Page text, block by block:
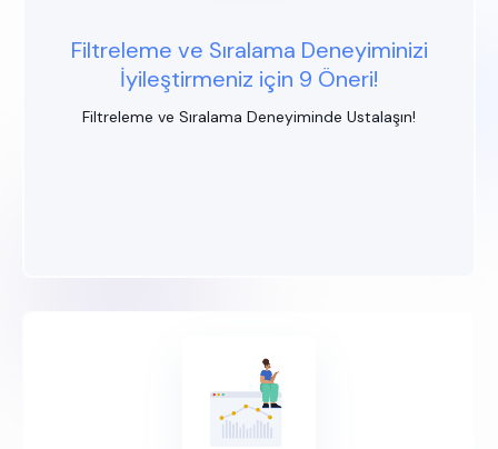
Filtreleme ve Sıralama Deneyiminizi
İyileştirmeniz için 9 Öneri!
Filtreleme ve Sıralama Deneyiminde Ustalaşın!